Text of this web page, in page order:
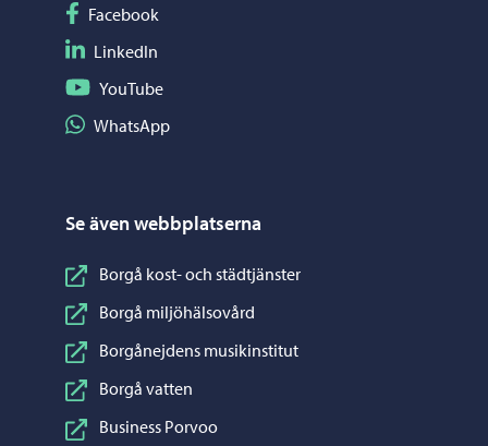
Följ på Facebook
Facebook
Följ på LinkedIn
LinkedIn
Följ på YouTube
YouTube
Dela på WhatsApp
WhatsApp
Se även webbplatserna
Borgå kost- och städtjänster
Borgå miljöhälsovård
Borgånejdens musikinstitut
Borgå vatten
Business Porvoo